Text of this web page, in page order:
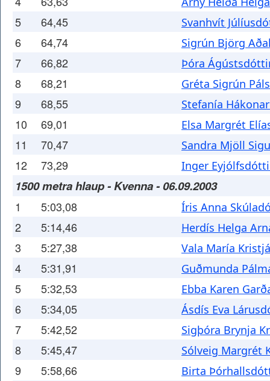
5 64,45 Svanhvít
6 64,74 Sigrún Björg
7 66,82 Þóra
8 68,21 Gréta Sigrún
9 68,55 Stefanía
10 69,01 Elsa Margrét
11 70,47 Sandra Mjöll
12 73,29 Inger
1500 metra hlaup - Kvenna - 06.09.2003
1 5:03,08 Íris Anna
2 5:14,46 Herdís Helga
3 5:27,38 Vala María
4 5:31,91 Guðmunda
5 5:32,53 Ebba Karen
6 5:34,05 Ásdís Eva
7 5:42,52 Sigþóra Brynja
8 5:45,47 Sólveig Margrét
9 5:58,66 Birta